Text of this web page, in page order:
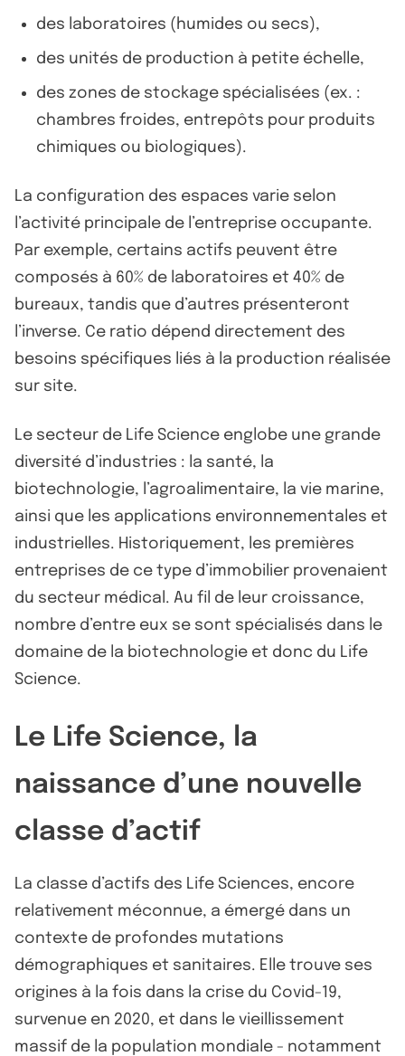
des laboratoires (humides ou secs),
des unités de production à petite échelle,
des zones de stockage spécialisées (ex. :
chambres froides, entrepôts pour produits
chimiques ou biologiques).
La configuration des espaces varie selon
l’activité principale de l’entreprise occupante.
Par exemple, certains actifs peuvent être
composés à 60% de laboratoires et 40% de
bureaux, tandis que d’autres présenteront
l’inverse. Ce ratio dépend directement des
besoins spécifiques liés à la production réalisée
sur site.
Le secteur de Life Science englobe une grande
diversité d’industries : la santé, la
biotechnologie, l’agroalimentaire, la vie marine,
ainsi que les applications environnementales et
industrielles. Historiquement, les premières
entreprises de ce type d’immobilier provenaient
du secteur médical. Au fil de leur croissance,
nombre d’entre eux se sont spécialisés dans le
domaine de la biotechnologie et donc du Life
Science.
Le Life Science, la
naissance d’une nouvelle
classe d’actif
La classe d’actifs des Life Sciences, encore
relativement méconnue, a émergé dans un
contexte de profondes mutations
démographiques et sanitaires. Elle trouve ses
origines à la fois dans la crise du Covid-19,
survenue en 2020, et dans le vieillissement
massif de la population mondiale - notamment